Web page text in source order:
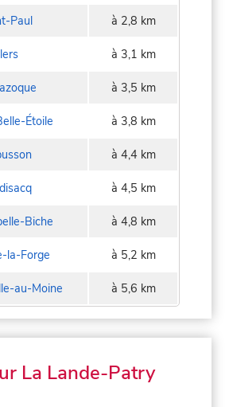
Paul à 2,8 km
à 3,1 km
à 3,5 km
Étoile à 3,8 km
à 4,4 km
à 4,5 km
Biche à 4,8 km
la-Forge à 5,2 km
au-Moine à 5,6 km
La Lande-Patry